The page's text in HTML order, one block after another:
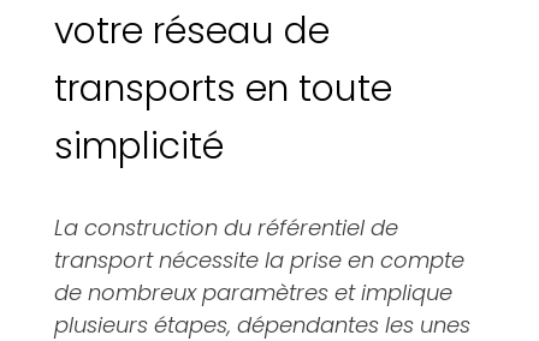
votre réseau de
transports en toute
simplicité
La construction du référentiel de
transport nécessite la prise en compte
de nombreux paramètres et implique
plusieurs étapes, dépendantes les unes